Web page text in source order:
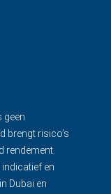
geen
brengt risico’s
rendement.
indicatief en
Dubai en